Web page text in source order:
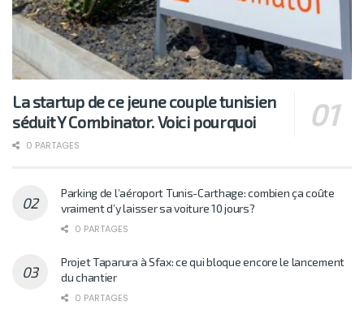
La startup de ce jeune couple tunisien
séduit Y Combinator. Voici pourquoi
0 PARTAGES
Parking de l’aéroport Tunis-Carthage: combien ça coûte
vraiment d’y laisser sa voiture 10 jours?
0 PARTAGES
Projet Taparura à Sfax: ce qui bloque encore le lancement
du chantier
0 PARTAGES